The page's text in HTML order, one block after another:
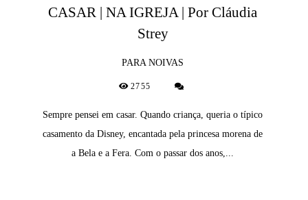
CASAR | NA IGREJA | Por Cláudia
Strey
PARA NOIVAS
2755
Sempre pensei em casar. Quando criança, queria o típico
casamento da Disney, encantada pela princesa morena de
a Bela e a Fera. Com o passar dos anos,...